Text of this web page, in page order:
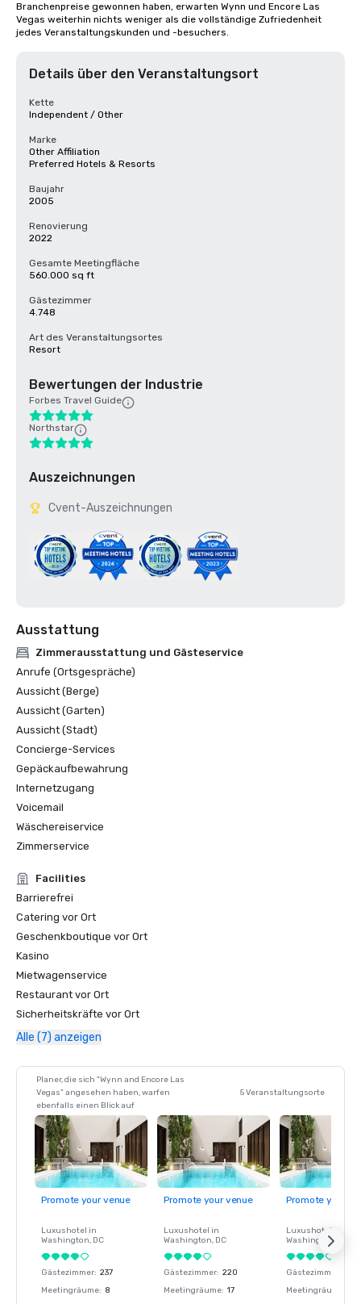
Branchenpreise gewonnen haben, erwarten Wynn und Encore Las
Vegas weiterhin nichts weniger als die vollständige Zufriedenheit
jedes Veranstaltungskunden und -besuchers.
Details über den Veranstaltungsort
Kette
Independent / Other
Marke
Other Affiliation
Preferred Hotels & Resorts
Baujahr
2005
Renovierung
2022
Gesamte Meetingfläche
560.000 sq ft
Gästezimmer
4.748
Art des Veranstaltungsortes
Resort
Bewertungen der Industrie
Forbes Travel Guide
Northstar
Auszeichnungen
Cvent-Auszeichnungen
Ausstattung
Zimmerausstattung und Gästeservice
Anrufe (Ortsgespräche)
Aussicht (Berge)
Aussicht (Garten)
Aussicht (Stadt)
Concierge-Services
Gepäckaufbewahrung
Internetzugang
Voicemail
Wäschereiservice
Zimmerservice
Facilities
Barrierefrei
Catering vor Ort
Geschenkboutique vor Ort
Kasino
Mietwagenservice
Restaurant vor Ort
Sicherheitskräfte vor Ort
Alle (7) anzeigen
Planer, die sich "Wynn and Encore Las
Vegas" angesehen haben, warfen
ebenfalls einen Blick auf
5 Veranstaltungsorte
Promote your venue
Luxushotel in
Washington, DC
Gästezimmer: 237
Meetingräume: 8
Promote your venue
Luxushotel in
Washington, DC
Gästezimmer: 220
Meetingräume: 17
Promote your
Luxushotel in
Washington
Gästezimmer
Meetingräume